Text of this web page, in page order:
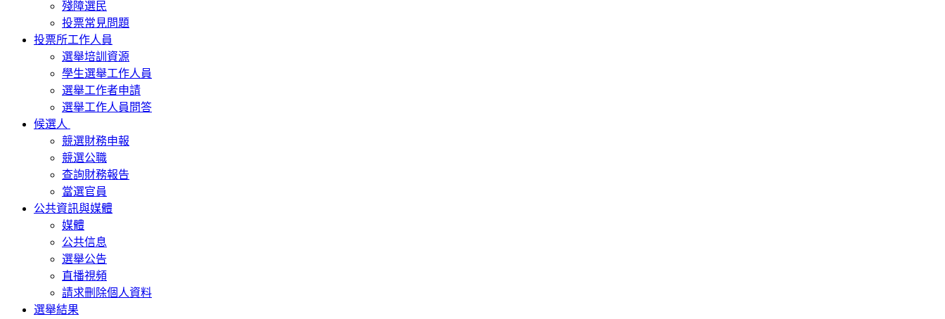
殘障選民
投票常見問題
投票所工作人員
選舉培訓資源
學生選舉工作人員
選舉工作者申請
選舉工作人員問答
候選人
競選財務申報
競選公職
查詢財務報告
當選官員
公共資訊與媒體
媒體
公共信息
選舉公告
直播視頻
請求刪除個人資料
選舉結果